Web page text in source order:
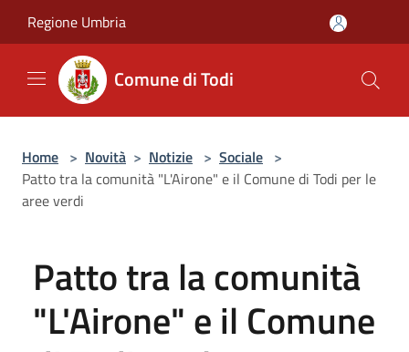
Regione Umbria
Comune di Todi
Home > Novità > Notizie > Sociale >
Patto tra la comunità "L'Airone" e il Comune di Todi per le
aree verdi
Patto tra la comunità
"L'Airone" e il Comune